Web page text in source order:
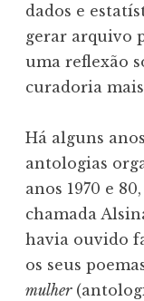
dados e
gerar arquivo
uma reflexão
curadoria
Há alguns
antologias
anos 1970 e
chamada
havia ouvido
os seus
mulher